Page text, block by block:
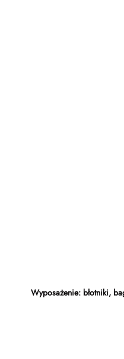
Wyposażenie: błotniki,